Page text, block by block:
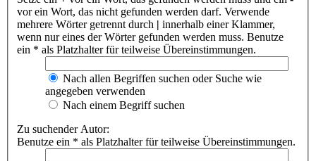
vor ein Wort, das nicht gefunden werden darf. Verwende
mehrere Wörter getrennt durch | innerhalb einer Klammer,
wenn nur eines der Wörter gefunden werden muss. Benutze
ein * als Platzhalter für teilweise Übereinstimmungen.
Nach allen Begriffen suchen oder Suche wie
angegeben verwenden
Nach einem Begriff suchen
Zu suchender Autor:
Benutze ein * als Platzhalter für teilweise Übereinstimmungen.